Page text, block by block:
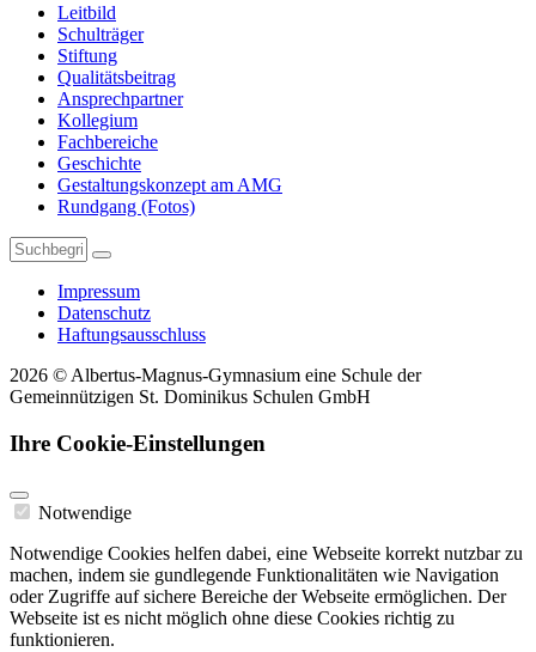
Leitbild
Schulträger
Stiftung
Qualitätsbeitrag
Ansprechpartner
Kollegium
Fachbereiche
Geschichte
Gestaltungskonzept am AMG
Rundgang (Fotos)
Impressum
Datenschutz
Haftungsausschluss
2026 © Albertus-Magnus-Gymnasium eine Schule der
Gemeinnützigen St. Dominikus Schulen GmbH
Ihre Cookie-Einstellungen
Notwendige
Notwendige Cookies helfen dabei, eine Webseite korrekt nutzbar zu
machen, indem sie gundlegende Funktionalitäten wie Navigation
oder Zugriffe auf sichere Bereiche der Webseite ermöglichen. Der
Webseite ist es nicht möglich ohne diese Cookies richtig zu
funktionieren.